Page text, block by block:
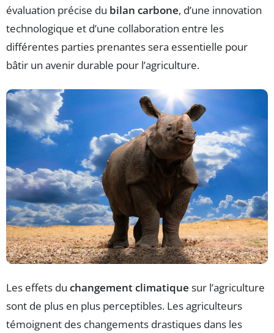
évaluation précise du bilan carbone, d’une innovation
technologique et d’une collaboration entre les
différentes parties prenantes sera essentielle pour
bâtir un avenir durable pour l’agriculture.
Les effets du changement climatique sur l’agriculture
sont de plus en plus perceptibles. Les agriculteurs
témoignent des changements drastiques dans les